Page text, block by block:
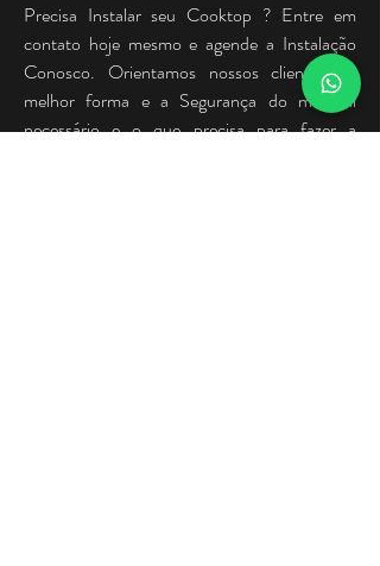
Precisa Instalar seu Cooktop ? Entre em
contato hoje mesmo e agende a Instalação
Conosco. Orientamos nossos clientes da
melhor forma e a Segurança do material
necessário e o que precisa para fazer a